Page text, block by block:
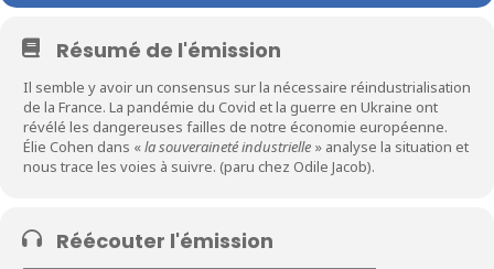
Résumé de l'émission
Il semble y avoir un consensus sur la nécessaire réindustrialisation
de la France. La pandémie du Covid et la guerre en Ukraine ont
révélé les dangereuses failles de notre économie européenne.
Élie Cohen dans «la souveraineté industrielle » analyse la situation et
nous trace les voies à suivre. (paru chez Odile Jacob).
Réécouter l'émission